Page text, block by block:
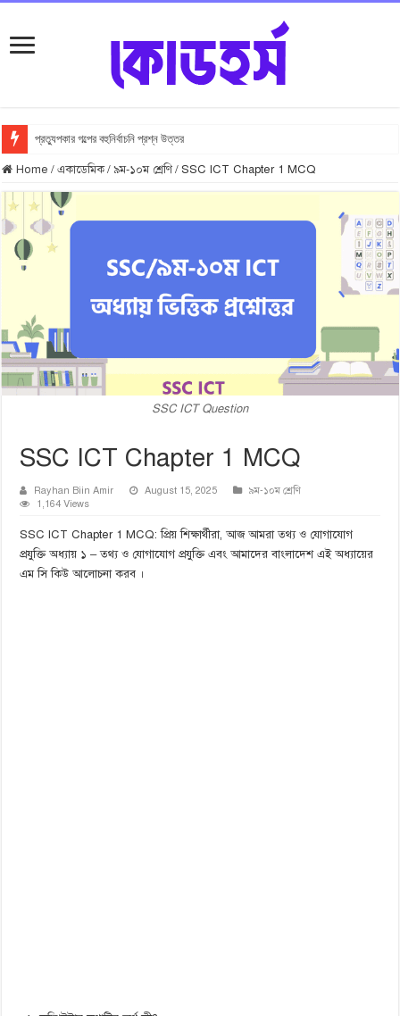
প্রত্যুপকার গল্পের বহুনির্বাচনি প্রশ্ন উত্তর
Home / একাডেমিক/ ৯ম-১০ম শ্রেণি / SSC ICT Chapter 1 MCQ
SSC ICT Question
SSC ICT Chapter 1 MCQ
Rayhan Biin Amir August 15, 2025
৯ম-১০ম শ্রেণি
1,164 Views
SSC ICT Chapter 1 MCQ: প্রিয় শিক্ষার্থীরা, আজ আমরা তথ্য ও যোগাযোগ
প্রযুক্তি অধ্যায় ১ – তথ্য ও যোগাযোগ প্রযুক্তি এবং আমাদের বাংলাদেশ এই অধ্যায়ের
এম সি কিউ আলোচনা করব ।